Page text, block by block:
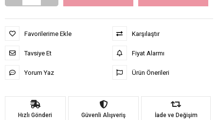
Favorilerime Ekle
Tavsiye Et
Yorum Yaz
Karşılaştır
Fiyat Alarmı
Ürün Önerileri
Hızlı Gönderi Güvenli Alışveriş İade ve Değişim